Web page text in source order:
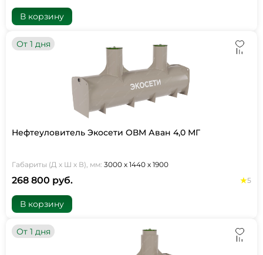
В корзину
От 1 дня
Нефтеуловитель Экосети ОВМ Аван 4,0 МГ
Габариты (Д х Ш х В), мм: 3000 х 1440 х 1900
268 800 руб. 5
В корзину
От 1 дня